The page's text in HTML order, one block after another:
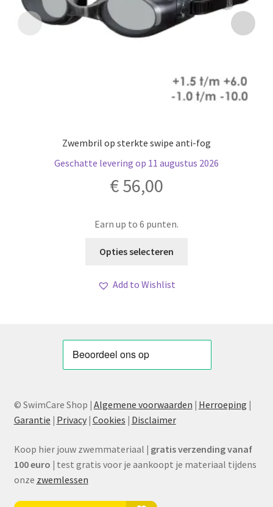
Zwembril op sterkte swipe anti-fog
Geschatte levering op 11 augustus 2026
€56,00
Earn up to 6 punten.
Opties selecteren
gekozen
de
Add to Wishlist
© SwimCare Shop | Algemene voorwaarden | Herroeping |
Garantie | Privacy | Cookies | Disclaimer
Koop hier jouw zwemmateriaal | gratis verzending vanaf
100 euro | test gratis voor je aankoopt je materiaal tijdens
onze zwemlessen